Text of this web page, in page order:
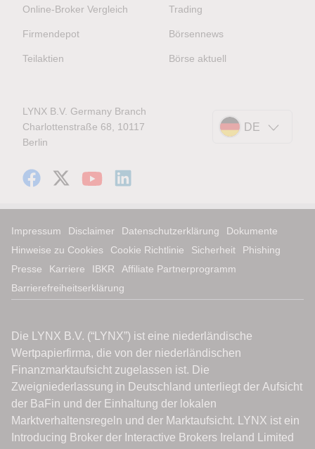
Online-Broker Vergleich
Firmendepot
Teilaktien
Trading
Börsennews
Börse aktuell
LYNX B.V. Germany Branch
Charlottenstraße 68, 10117
Berlin
DE
Impressum Disclaimer Datenschutzerklärung
Dokumente
Hinweise zu Cookies
Cookie Richtlinie Sicherheit
Phishing
Presse
Karriere IBKR
Affiliate Partnerprogramm
Barrierefreiheitserklärung